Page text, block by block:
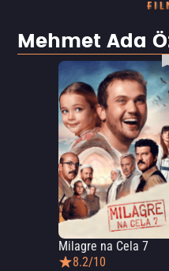
Mehmet Ada
Milagre na Cela 7
8.2/10